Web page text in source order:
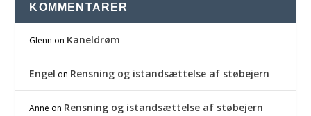
KOMMENTARER
Glenn on Kaneldrøm
Engel on Rensning og istandsættelse af støbejern
Anne on Rensning og istandsættelse af støbejern